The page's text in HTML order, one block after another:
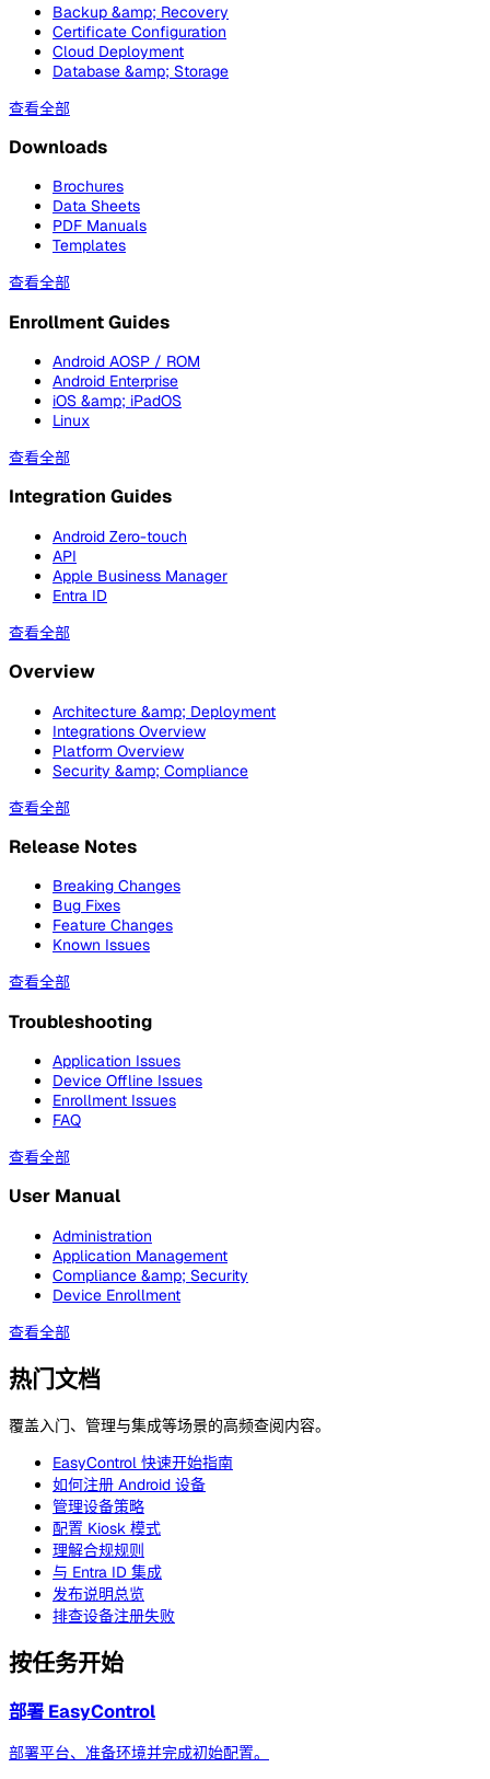
Backup &amp; Recovery
Certificate Configuration
Cloud Deployment
Database &amp; Storage
查看全部
Downloads
Brochures
Data Sheets
PDF Manuals
Templates
查看全部
Enrollment Guides
Android AOSP / ROM
Android Enterprise
iOS &amp; iPadOS
Linux
查看全部
Integration Guides
Android Zero-touch
API
Apple Business Manager
Entra ID
查看全部
Overview
Architecture &amp; Deployment
Integrations Overview
Platform Overview
Security &amp; Compliance
查看全部
Release Notes
Breaking Changes
Bug Fixes
Feature Changes
Known Issues
查看全部
Troubleshooting
Application Issues
Device Offline Issues
Enrollment Issues
FAQ
查看全部
User Manual
Administration
Application Management
Compliance &amp; Security
Device Enrollment
查看全部
热门文档
覆盖入门、管理与集成等场景的高频查阅内容。
EasyControl 快速开始指南
如何注册 Android 设备
管理设备策略
配置 Kiosk 模式
理解合规规则
与 Entra ID 集成
发布说明总览
排查设备注册失败
按任务开始
部署 EasyControl
部署平台、准备环境并完成初始配置。